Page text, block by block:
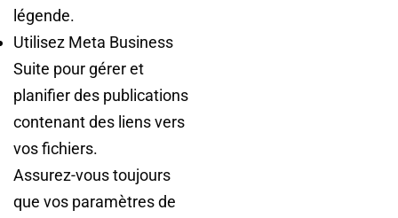
légende.
Utilisez Meta Business
Suite pour gérer et
planifier des publications
contenant des liens vers
vos fichiers.
Assurez-vous toujours
que vos paramètres de